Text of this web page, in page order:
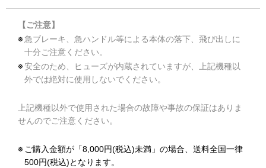
【ご注意】
※ 急ブレーキ、急ハンドル等による本体の落下、飛び出しに
十分ご注意ください。
※安全のため、ヒューズが内蔵されていますが、上記機種以
外では絶対に使用しないでください。
上記機種以外で使用された場合の故障や事故の保証はありま
せんのでご注意ください。
※ ご購入金額が「8,000円(税込)未満」の場合、送料全国一律
500円(税込)となります。